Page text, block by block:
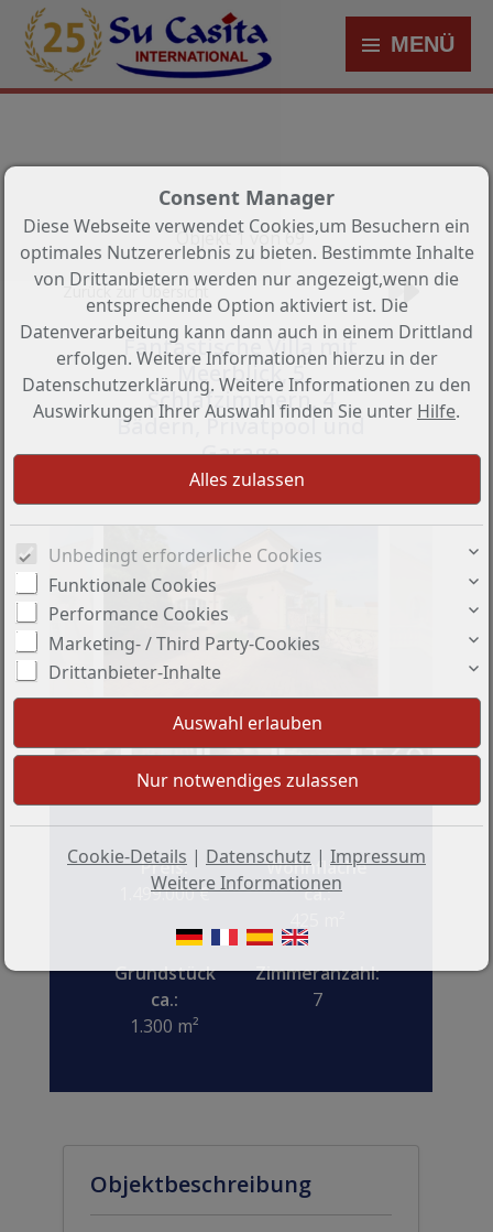
MENÜ
Objekt 1 von 69
Zurück zur Übersicht
Fantastische Villa mit
Meerblick, 5
Schlafzimmern, 4
Bädern, Privatpool und
Garage
Objekt-Nr.: CNS-MJ-0618
+28
Preis:
1.499.000 €
Wohnfläche
ca.:
Grundstück
ca.:
1.300 m²
Zimmeranzahl:
7
Objektbeschreibung
Consent Manager
Diese Webseite verwendet Cookies,um Besuchern ein
optimales Nutzererlebnis zu bieten. Bestimmte Inhalte
von Drittanbietern werden nur angezeigt,wenn die
entsprechende Option aktiviert ist. Die
Datenverarbeitung kann dann auch in einem Drittland
erfolgen. Weitere Informationen hierzu in der
Datenschutzerklärung. Weitere Informationen zu den
Auswirkungen Ihrer Auswahl finden Sie unter Hilfe.
Unbedingt erforderliche Cookies
Funktionale Cookies
Performance Cookies
Marketing- / Third Party-Cookies
Drittanbieter-Inhalte
Cookie-Details | Datenschutz | Impressum
Weitere Informationen